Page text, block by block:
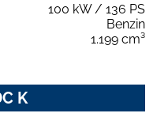
100 kW / 136 PS
Benzin
1.199 cm³
K